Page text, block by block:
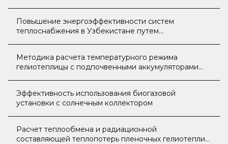
Повышение энергоэффективности систем
теплоснабжения в Узбекистане путем
Методика расчета температурного режима
гелиотеплицы с подпочвенными аккумуляторами
Эффективность использования биогазовой
установки с солнечным коллектором
Расчет теплообмена и радиационной
составляющей теплопотерь пленочных гелиотеплиц